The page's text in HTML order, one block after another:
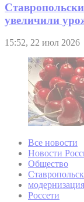
увеличили
15:52, 22 июл 2026
Все новости
Новости
Общество
модернизация
Россети